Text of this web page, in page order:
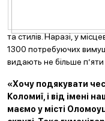
та стилів. Наразі, у
1300 потребуючих
видають не більше п’яти
«Хочу подякувати
Коломиї, і від імені
маємо у місті